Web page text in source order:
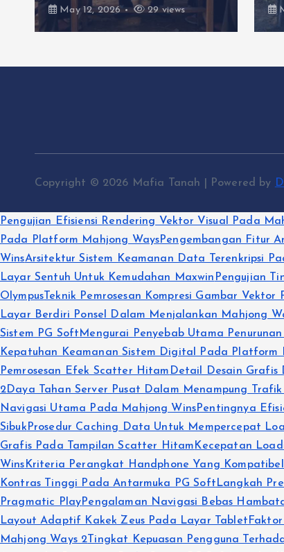
May 12, 2026
29 views
Copyright © 2026 Mafia Tanah | Powered by
Pengujian Efisiensi Rendering Vektor Visual Pada
Pada Platform Mahjong WaysPengembangan Fitur
WinsArsitektur Sistem Keamanan Data Terenkripsi
Layar Sentuh Untuk Kemudahan Maxwin Pengujian
Olympus Teknik Pemrosesan Kompresi Gambar
Layar Berdiri Ponsel Dalam Menjalankan Mahjong
Sistem PG Soft Mengurai Penyebab Utama
Kepatuhan Keamanan Sistem Digital Pada Platform
Pemrosesan Efek Scatter Hitam Detail Desain Grafis
2Daya Tahan Server Pusat Dalam Menampung
Navigasi Utama Pada Mahjong WinsPentingnya
Sibuk Prosedur Caching Data Untuk Mempercepat
Grafis Pada Tampilan Scatter Hitam Kecepatan
Wins Kriteria Perangkat Handphone Yang
Kontras Tinggi Pada Antarmuka PG Soft Langkah
Pragmatic PlayPengalaman Navigasi Bebas
Layout Adaptif Kakek Zeus Pada Layar Tablet
Mahjong Ways 2 Tingkat Kepuasan Pengguna